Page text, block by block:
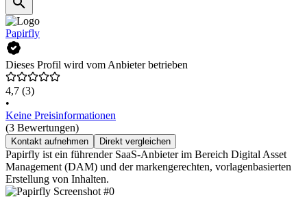
Papirfly
Dieses Profil wird vom Anbieter betrieben
4,7 (3)
•
Keine Preisinformationen
(3 Bewertungen)
Kontakt aufnehmen Direkt vergleichen
Papirfly ist ein führender SaaS-Anbieter im Bereich Digital Asset
Management (DAM) und der markengerechten, vorlagenbasierten
Erstellung von Inhalten.